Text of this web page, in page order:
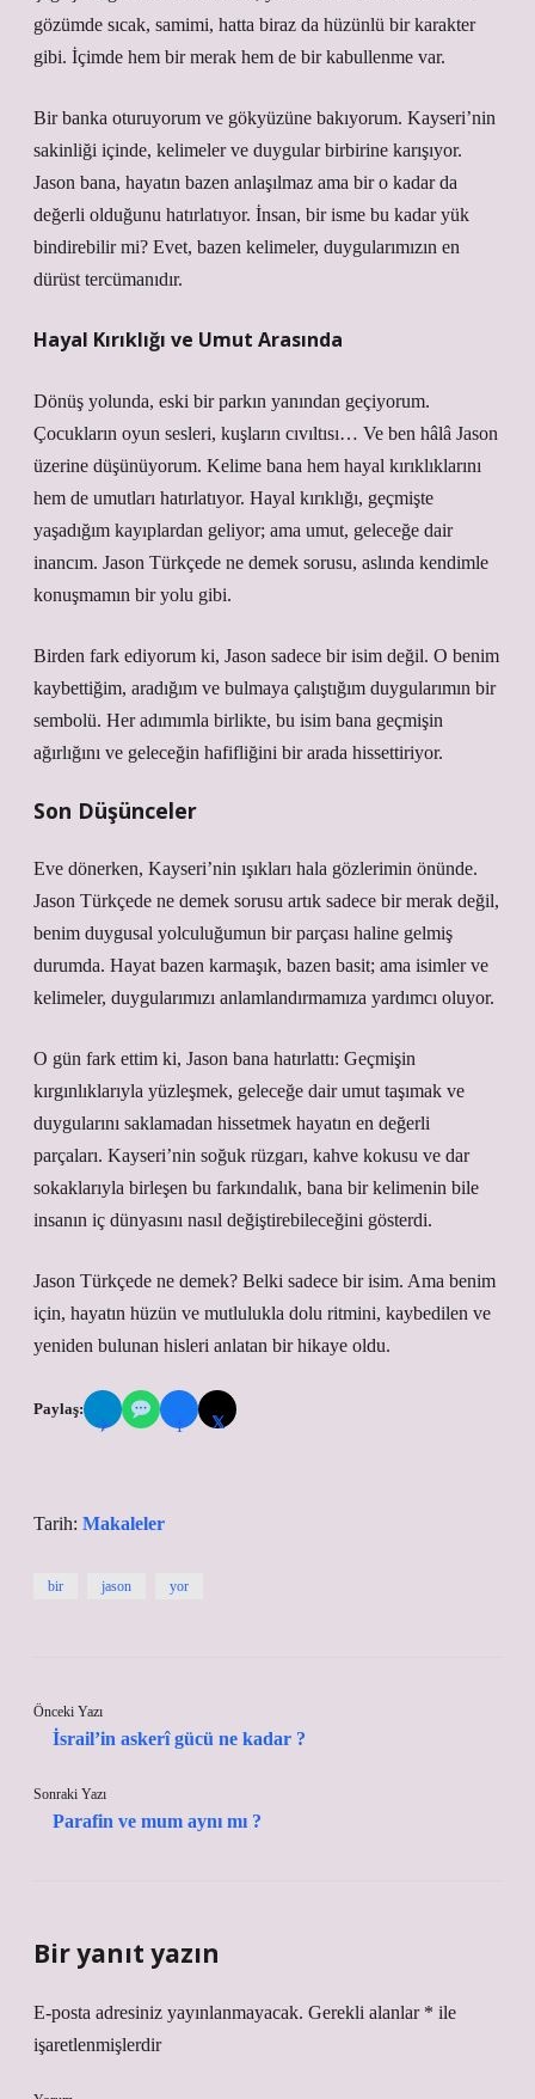
gözümde sıcak, samimi, hatta biraz da hüzünlü bir karakter
gibi. İçimde hem bir merak hem de bir kabullenme var.
Bir banka oturuyorum ve gökyüzüne bakıyorum. Kayseri’nin
sakinliği içinde, kelimeler ve duygular birbirine karışıyor.
Jason bana, hayatın bazen anlaşılmaz ama bir o kadar da
değerli olduğunu hatırlatıyor. İnsan, bir isme bu kadar yük
bindirebilir mi? Evet, bazen kelimeler, duygularımızın en
dürüst tercümanıdır.
Hayal Kırıklığı ve Umut Arasında
Dönüş yolunda, eski bir parkın yanından geçiyorum.
Çocukların oyun sesleri, kuşların cıvıltısı… Ve ben hâlâ Jason
üzerine düşünüyorum. Kelime bana hem hayal kırıklıklarını
hem de umutları hatırlatıyor. Hayal kırıklığı, geçmişte
yaşadığım kayıplardan geliyor; ama umut, geleceğe dair
inancım. Jason Türkçede ne demek sorusu, aslında kendimle
konuşmamın bir yolu gibi.
Birden fark ediyorum ki, Jason sadece bir isim değil. O benim
kaybettiğim, aradığım ve bulmaya çalıştığım duygularımın bir
sembolü. Her adımımla birlikte, bu isim bana geçmişin
ağırlığını ve geleceğin hafifliğini bir arada hissettiriyor.
Son Düşünceler
Eve dönerken, Kayseri’nin ışıkları hala gözlerimin önünde.
Jason Türkçede ne demek sorusu artık sadece bir merak değil,
benim duygusal yolculuğumun bir parçası haline gelmiş
durumda. Hayat bazen karmaşık, bazen basit; ama isimler ve
kelimeler, duygularımızı anlamlandırmamıza yardımcı oluyor.
O gün fark ettim ki, Jason bana hatırlattı: Geçmişin
kırgınlıklarıyla yüzleşmek, geleceğe dair umut taşımak ve
duygularını saklamadan hissetmek hayatın en değerli
parçaları. Kayseri’nin soğuk rüzgarı, kahve kokusu ve dar
sokaklarıyla birleşen bu farkındalık, bana bir kelimenin bile
insanın iç dünyasını nasıl değiştirebileceğini gösterdi.
Jason Türkçede ne demek? Belki sadece bir isim. Ama benim
için, hayatın hüzün ve mutlulukla dolu ritmini, kaybedilen ve
yeniden bulunan hisleri anlatan bir hikaye oldu.
Paylaş:
✈ f 𝕏
Tarih: Makaleler
bir jason yor
Önceki Yazı
İsrail’in askerî gücü ne kadar ?
Sonraki Yazı
Parafin ve mum aynı mı ?
Bir yanıt yazın
E-posta adresiniz yayınlanmayacak. Gerekli alanlar * ile
işaretlenmişlerdir